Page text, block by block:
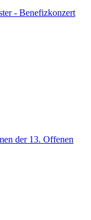
- Benefizkonzert
der 13. Offenen